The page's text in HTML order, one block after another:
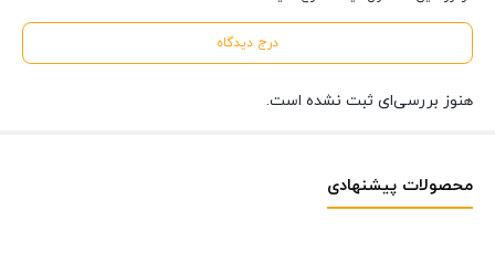
درج دیدگاه
هنوز بررسی‌ای ثبت نشده است.
محصولات پیشنهادی